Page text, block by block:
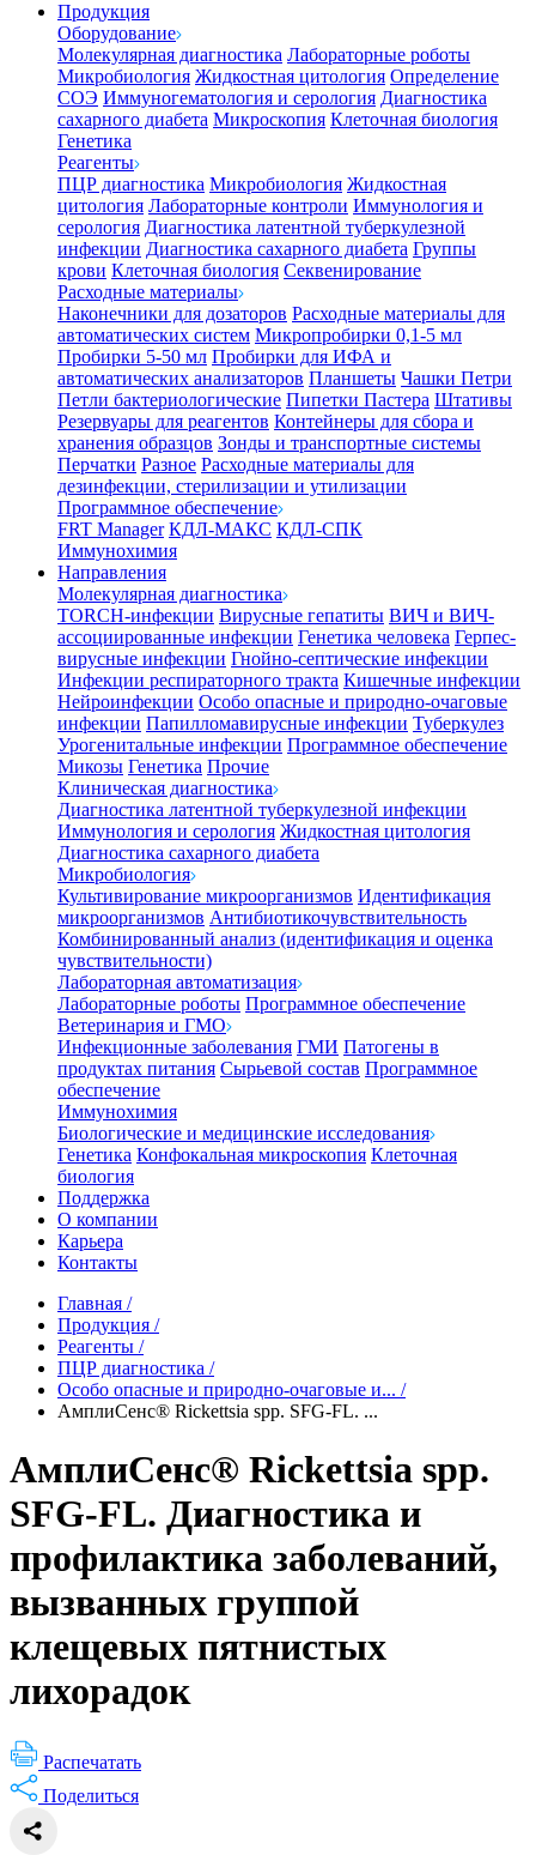
Продукция
Оборудование
Молекулярная диагностика Лабораторные роботы
Микробиология Жидкостная цитология Определение
СОЭ Иммуногематология и серология Диагностика
сахарного диабета Микроскопия Клеточная биология
Генетика
Реагенты
ПЦР диагностика Микробиология Жидкостная
цитология Лабораторные контроли Иммунология и
серология Диагностика латентной туберкулезной
инфекции Диагностика сахарного диабета Группы
крови Клеточная биология Секвенирование
Расходные материалы
Наконечники для дозаторов Расходные материалы для
автоматических систем Микропробирки 0,1-5 мл
Пробирки 5-50 мл Пробирки для ИФА и
автоматических анализаторов Планшеты Чашки Петри
Петли бактериологические Пипетки Пастера Штативы
Резервуары для реагентов Контейнеры для сбора и
хранения образцов Зонды и транспортные системы
Перчатки Разное Расходные материалы для
дезинфекции, стерилизации и утилизации
Программное обеспечение
FRT Manager КДЛ-МАКС КДЛ-СПК
Иммунохимия
Направления
Молекулярная диагностика
TORCH-инфекции Вирусные гепатиты ВИЧ и ВИЧ-
ассоциированные инфекции Генетика человека Герпес-
вирусные инфекции Гнойно-септические инфекции
Инфекции респираторного тракта Кишечные инфекции
Нейроинфекции Особо опасные и природно-очаговые
инфекции Папилломавирусные инфекции Туберкулез
Урогенитальные инфекции Программное обеспечение
Микозы Генетика Прочие
Клиническая диагностика
Диагностика латентной туберкулезной инфекции
Иммунология и серология Жидкостная цитология
Диагностика сахарного диабета
Микробиология
Культивирование микроорганизмов Идентификация
микроорганизмов Антибиотикочувствительность
Комбинированный анализ (идентификация и оценка
чувствительности)
Лабораторная автоматизация
Лабораторные роботы Программное обеспечение
Ветеринария и ГМО
Инфекционные заболевания ГМИ Патогены в
продуктах питания Сырьевой состав Программное
обеспечение
Иммунохимия
Биологические и медицинские исследования
Генетика Конфокальная микроскопия Клеточная
биология
Поддержка
О компании
Карьера
Контакты
Главная /
Продукция /
Реагенты /
ПЦР диагностика /
Особо опасные и природно-очаговые и... /
АмплиСенс® Rickettsia spp. SFG-FL. ...
АмплиСенс® Rickettsia spp.
SFG-FL. Диагностика и
профилактика заболеваний,
вызванных группой
клещевых пятнистых
лихорадок
Распечатать
Поделиться